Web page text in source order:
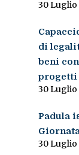
30 Luglio
di
beni
30 Luglio
Padula
30 Luglio